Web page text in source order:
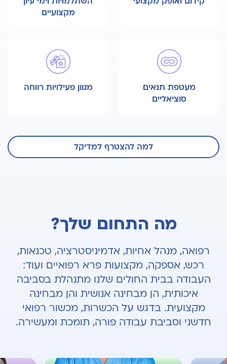
מקצועיים
מעטפת תנאים
סוציאליים
מגוון פעילויות רווחה
למה להצטרף למדיקל
מה התחום שלך?
רפואה, מנהל אחיות, אדמיניסטרציה, טכנאות,
רכש, אספקה, מקצועות פרא רפואיים ועוד:
העבודה בבית החולים שלנו מתנהלת בסביבה
איכותית, הן מבחינה אנושית והן מבחינה
מקצועית. בדגש על הכשרות, מכשור רפואי
חדשני וסביבת עבודה פורה, תומכת ומעשירה.